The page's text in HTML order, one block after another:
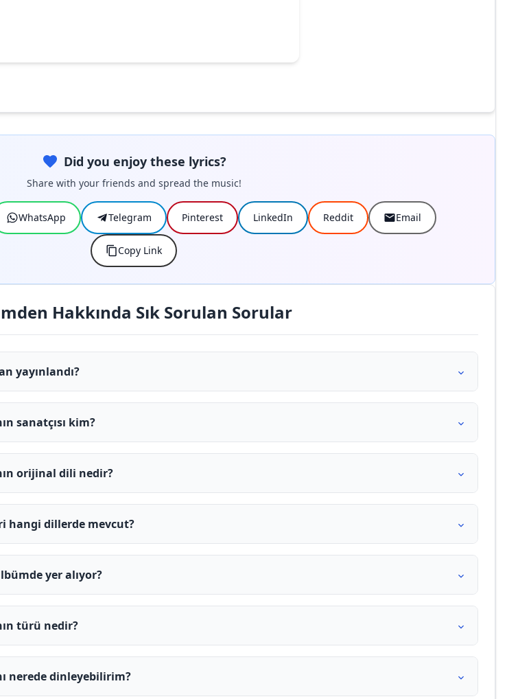
Did you enjoy these lyrics?
Share with your friends and spread the music!
WhatsApp Telegram Pinterest LinkedIn Reddit Email
Copy Link
Hakkında Sık Sorulan Sorular
yayınlandı?
sanatçısı kim?
orijinal dili nedir?
hangi dillerde mevcut?
yer alıyor?
türü nedir?
nerede dinleyebilirim?